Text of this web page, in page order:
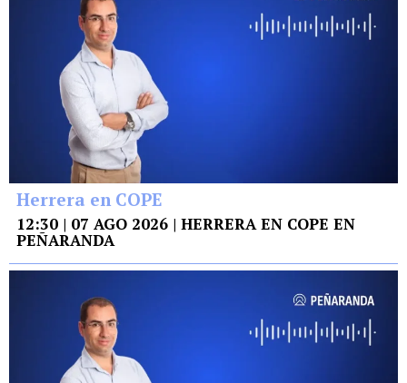
Herrera en COPE
12:30 | 07 AGO 2026 | HERRERA EN COPE EN
PEÑARANDA